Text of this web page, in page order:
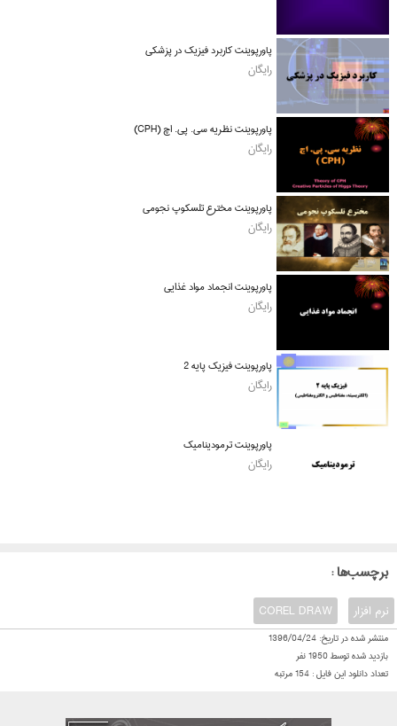
پاورپوینت کاربرد فیزیک در پزشکی
رایگان
پاورپوینت نظریه سی. پی. اچ (CPH)
رایگان
پاورپوینت مخترع تلسکوپ نجومی
رایگان
پاورپوینت انجماد مواد غذایی
رایگان
پاورپوینت فیزیک پایه 2
رایگان
پاورپوینت ترمودینامیک
رایگان
: برچسب‌ها
COREL DRAW نرم افزار
منتشر شده در تاریخ: 1396/04/24
بازدید شده توسط1950نفر
تعداد دانلود این فایل : 154مرتبه